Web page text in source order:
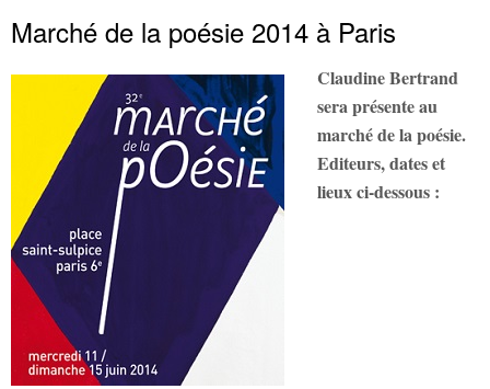
Marché de la poésie 2014 à Paris
Claudine Bertrand
sera présente au
marché de la poésie.
Editeurs, dates et
lieux ci-dessous :